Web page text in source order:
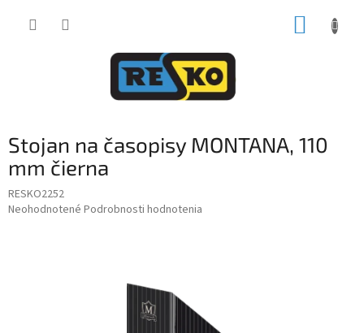
Stojan na časopisy MONTANA, 110
mm čierna
RESKO2252
Priemerné
Neohodnotené Podrobnosti hodnotenia